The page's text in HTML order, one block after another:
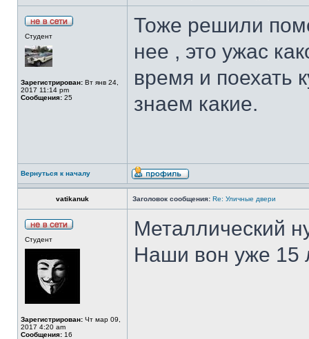
Студент
Зарегистрирован: Вт янв 24,
2017 11:14 pm
Сообщения: 25
Тоже решили
нее , это ужас
время и поехать
знаем какие.
Вернуться к началу
vatikanuk Заголовок сообщения: Re: Уличные двери
Студент
Зарегистрирован: Чт мар 09,
2017 4:20 am
Сообщения: 16
Металлический
Наши вон уже 15